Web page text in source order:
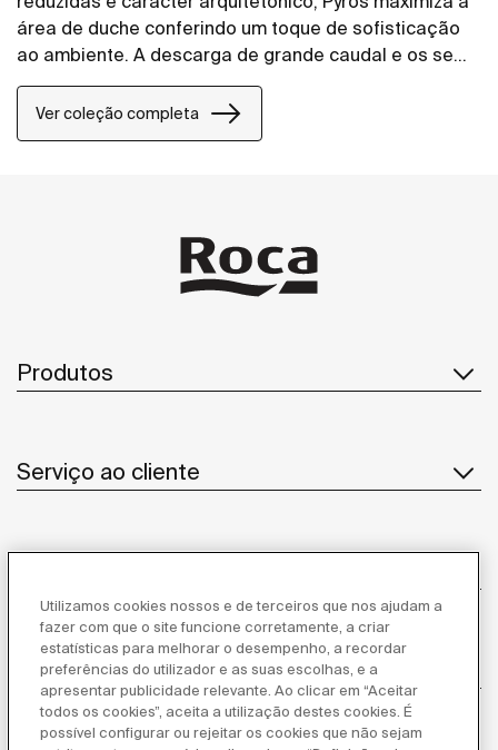
área de duche conferindo um toque de sofisticação
ao ambiente. A descarga de grande caudal e os seus
declives progressivos facilitam o rápido escoamento
da água, evitando a sua estagnação e o seu
potencial transbordo.
Ver coleção completa
Produtos
Serviço ao cliente
Inspiração
Siga-nos
Utilizamos cookies nossos e de terceiros que nos ajudam a
fazer com que o site funcione corretamente, a criar
estatísticas para melhorar o desempenho, a recordar
preferências do utilizador e as suas escolhas, e a
apresentar publicidade relevante. Ao clicar em “Aceitar
todos os cookies”, aceita a utilização destes cookies. É
possível configurar ou rejeitar os cookies que não sejam